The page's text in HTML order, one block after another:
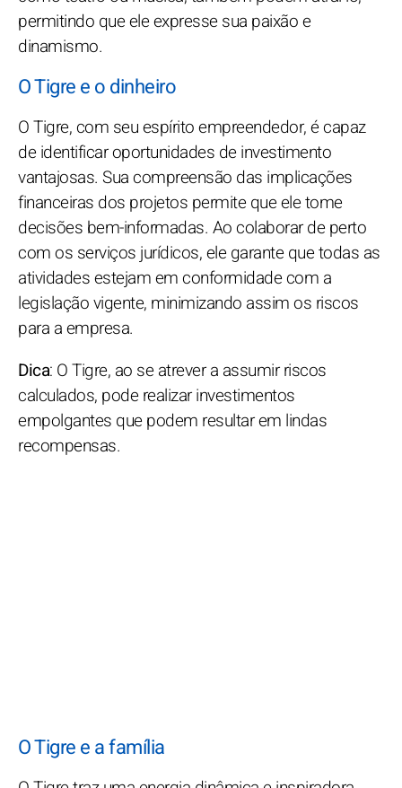
permitindo que ele expresse sua paixão e
dinamismo.
O Tigre e o dinheiro
O Tigre, com seu espírito empreendedor, é capaz
de identificar oportunidades de investimento
vantajosas. Sua compreensão das implicações
financeiras dos projetos permite que ele tome
decisões bem-informadas. Ao colaborar de perto
com os serviços jurídicos, ele garante que todas as
atividades estejam em conformidade com a
legislação vigente, minimizando assim os riscos
para a empresa.
Dica: O Tigre, ao se atrever a assumir riscos
calculados, pode realizar investimentos
empolgantes que podem resultar em lindas
recompensas.
O Tigre e a família